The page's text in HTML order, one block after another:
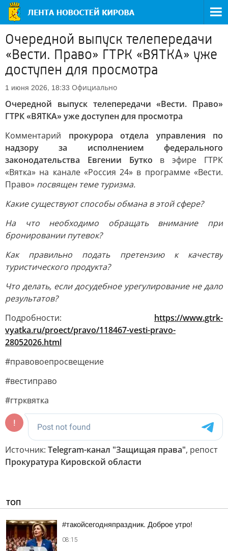
Очередной выпуск телепередачи
«Вести. Право» ГТРК «ВЯТКА» уже
доступен для просмотра
1 июня 2026, 18:33 Официально
Очередной выпуск телепередачи «Вести. Право»
ГТРК «ВЯТКА» уже доступен для просмотра
Комментарий прокурора отдела управления по
надзору за исполнением федерального
законодательства Евгении Бутко в эфире ГТРК
«Вятка» на канале «Россия 24» в программе «Вести.
Право» посвящен теме туризма.
Какие существуют способы обмана в этой сфере?
На что необходимо обращать внимание при
бронировании путевок?
Как правильно подать претензию к качеству
туристического продукта?
Что делать, если досудебное урегулирование не дало
результатов?
Подробности: https://www.gtrk-
vyatka.ru/proect/pravo/118467-vesti-pravo-
28052026.html
#правовоепросвещение
#вестиправо
#гтрквятка
Источник: Telegram-канал "Защищая права", репост
Прокуратура Кировской области
ТОП
#такойсегодняпраздник. Доброе утро!
08:15